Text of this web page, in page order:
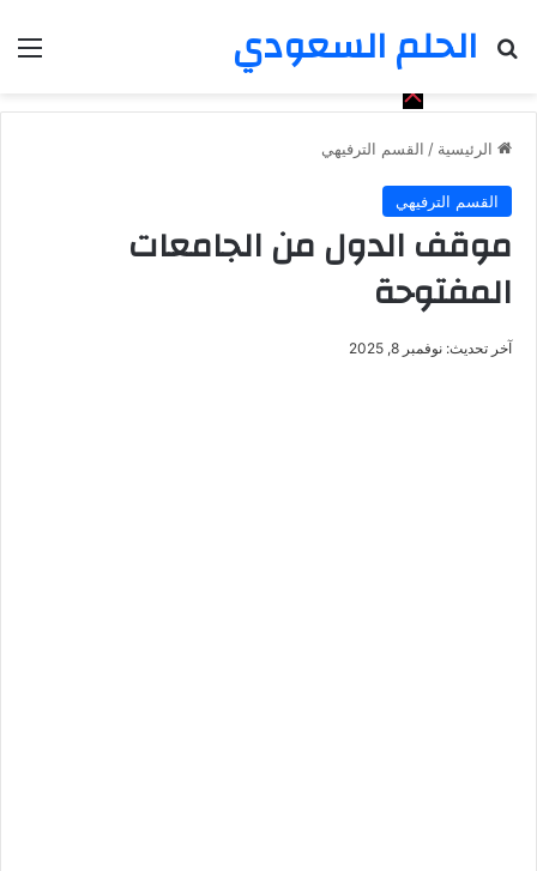
الحلم السعودي
بحث عن
الرئيسية / القسم الترفيهي
القسم الترفيهي
موقف الدول من الجامعات
المفتوحة
آخر تحديث: نوفمبر 8, 2025